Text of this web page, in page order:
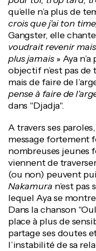
qu’elle n’a plus de
crois que j’ai ton
Gangster, elle
voudrait revenir
plus jamais» Aya
objectif n’est pas de
mais de faire de
pense à faire de
dans "Djadja".
A travers ses
message fortement
nombreuses jeunes
viennent de
(ou non) peuvent
Nakamura n’est
lequel Aya se
Dans la chanson
place à plus de
partage ses doutes
l’instabilité de sa